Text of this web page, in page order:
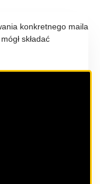
konkretnego maila
składać